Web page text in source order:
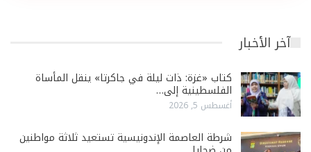
آخر الأخبار
كتاب «غزة: ذات ليلة في جاكرتا» ينقل المأساة
الفلسطينية إلى…
أغسطس 5, 2026
شرطة العاصمة الإندونيسية تستعيد ثلاثة مواطنين